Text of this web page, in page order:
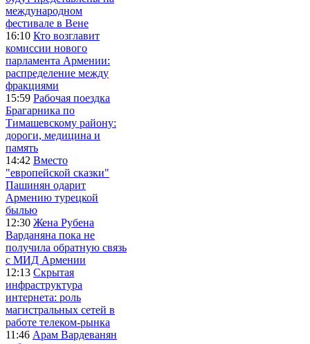
международном
фестивале в Вене
16:10 Кто возглавит
комиссии нового
парламента Армении:
распределение между
фракциями
15:59 Рабочая поездка
Брагарника по
Тимашевскому району:
дороги, медицина и
память
14:42 Вместо
"европейской сказки"
Пашинян одарит
Армению турецкой
былью
12:30 Жена Рубена
Варданяна пока не
получила обратную связь
с МИД Армении
12:13 Скрытая
инфраструктура
интернета: роль
магистральных сетей в
работе телеком-рынка
11:46 Арам Вардеванян